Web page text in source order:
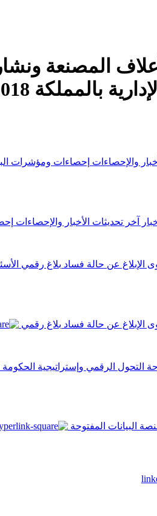
المصنعة
بالمملكة 2018
والإحصاءات إحصاءات ومؤشرات
آخر تحديثات الأخبار والإحصاءات
الإبلاغ عن حالة فساد بلاغ رقمي
الإبلاغ عن حالة فساد بلاغ رقمي
التحول الرقمي وإستراتيجية الحكومة
البيانات المفتوحة